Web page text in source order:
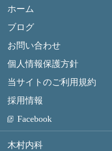
ホーム
ブログ
お問い合わせ
個人情報保護方針
当サイトのご利用規約
採用情報
Facebook
木村内科